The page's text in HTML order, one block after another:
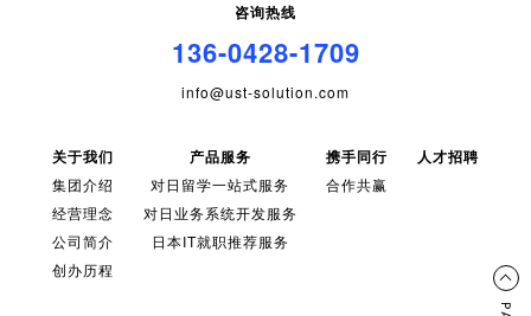
咨询热线
136-0428-1709
info@ust-solution.com
关于我们
集团介绍
经营理念
公司简介
创办历程
产品服务
对日留学一站式服务
对日业务系统开发服务
日本IT就职推荐服务
携手同行
合作共赢
人才招聘